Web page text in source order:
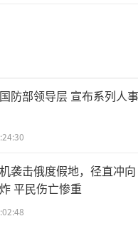
防部领导层 宣布系列人事
袭击俄度假地，径直冲向
平民伤亡惨重